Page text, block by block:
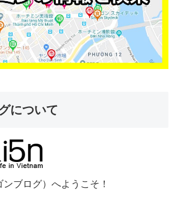
について
ブログ）へようこそ！